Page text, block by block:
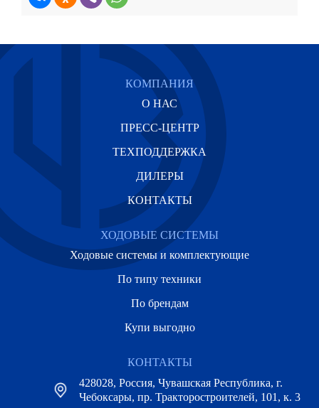
КОМПАНИЯ
О НАС
ПРЕСС-ЦЕНТР
ТЕХПОДДЕРЖКА
ДИЛЕРЫ
КОНТАКТЫ
ХОДОВЫЕ СИСТЕМЫ
Ходовые системы и комплектующие
По типу техники
По брендам
Купи выгодно
КОНТАКТЫ
428028, Россия, Чувашская Республика, г.
Чебоксары, пр. Тракторостроителей, 101, к. 3